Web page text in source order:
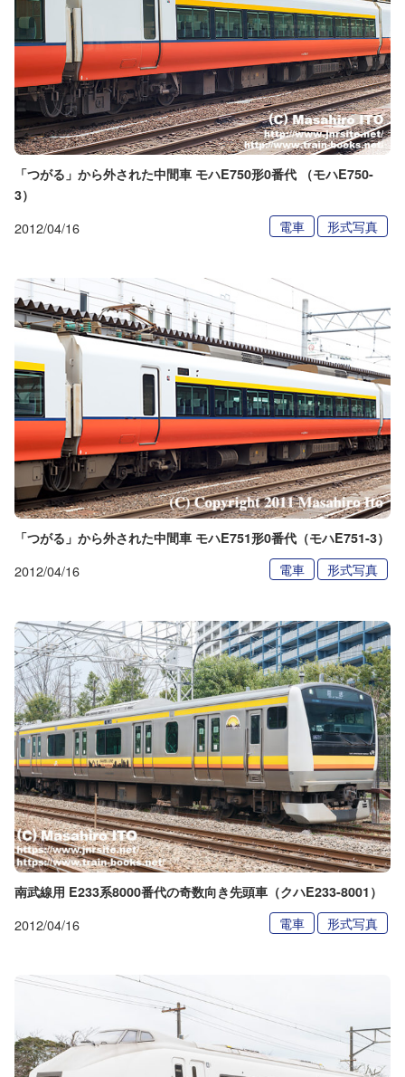
「つがる」から外された中間車 モハE750形0番代 （モハE750-
3）
2012/04/16 電車 形式写真
「つがる」から外された中間車 モハE751形0番代（モハE751-3）
2012/04/16 電車 形式写真
南武線用 E233系8000番代の奇数向き先頭車（クハE233-8001）
2012/04/16 電車 形式写真